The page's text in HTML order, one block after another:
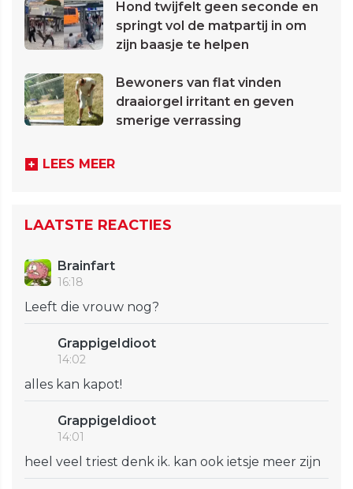
Hond twijfelt geen seconde en
springt vol de matpartij in om
zijn baasje te helpen
Bewoners van flat vinden
draaiorgel irritant en geven
smerige verrassing
LEES MEER
LAATSTE REACTIES
Brainfart
16:18
Leeft die vrouw nog?
GrappigeIdioot
14:02
alles kan kapot!
GrappigeIdioot
14:01
heel veel triest denk ik. kan ook ietsje meer zijn